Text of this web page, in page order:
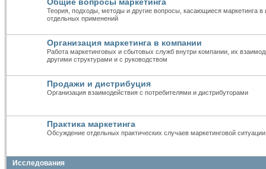
Теория, подходы, методы и другие вопросы, касающиеся маркетинга в
отдельных применений
Организация маркетинга в компании
Работа маркетинговых и сбытовых служб внутри компании, их
другими структурами и с руководством
Продажи и дистрибуция
Организация взаимодействия с потребителями и дистрибуторами
Практика маркетинга
Обсуждение отдельных практических случаев маркетинговой ситуации
Исследования